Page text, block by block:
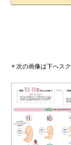
▼次の画像は下へス